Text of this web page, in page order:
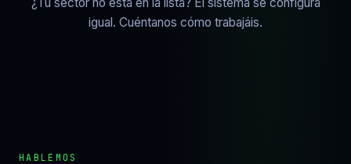
igual. Cuéntanos cómo trabajáis.
HABLEMOS